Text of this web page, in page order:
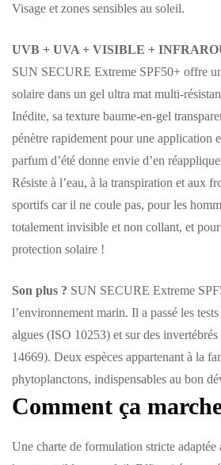
Visage et zones sensibles au soleil.
UVB + UVA + VISIBLE +
SUN SECURE Extreme SPF50+ offre
solaire dans un gel ultra mat multi-
Inédite, sa texture baume-en-gel
pénètre rapidement pour une application
parfum d’été donne envie d’en
Résiste à l’eau, à la transpiration et aux
sportifs car il ne coule pas, pour les
totalement invisible et non collant, et
protection solaire !
Son plus ? SUN SECURE Extreme
l’environnement marin. Il a passé les
algues (ISO 10253) et sur des
14669). Deux espèces appartenant à la
phytoplanctons, indispensables au bon
Comment ça
Une charte de formulation stricte adaptée